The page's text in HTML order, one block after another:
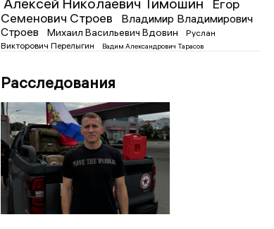
Егор
Семенович Строев
Владимир Владимирович
Строев
Михаил Васильевич Вдовин
Руслан
Викторович Перелыгин
Вадим Александрович Тарасов
Расследования